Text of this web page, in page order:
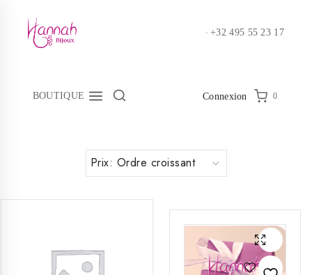
content
+32 495 55 23 17
BOUTIQUE Connexion 0